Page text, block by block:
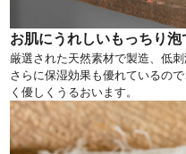
お肌にうれしいもっちり泡
厳選された天然素材で製造、低
さらに保湿効果も優れているの
く優しくうるおいます。